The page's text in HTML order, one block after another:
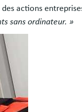
actions
sans ordinateur. »